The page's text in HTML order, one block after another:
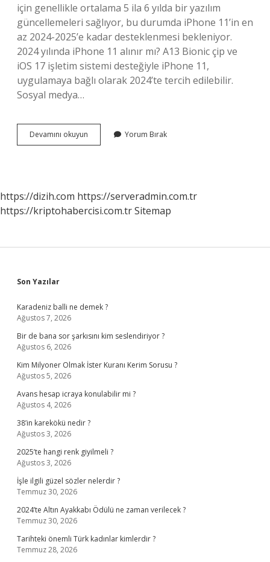
için genellikle ortalama 5 ila 6 yılda bir yazılım
güncellemeleri sağlıyor, bu durumda iPhone 11’in en
az 2024-2025’e kadar desteklenmesi bekleniyor.
2024 yılında iPhone 11 alınır mı? A13 Bionic çip ve
iOS 17 işletim sistemi desteğiyle iPhone 11,
uygulamaya bağlı olarak 2024’te tercih edilebilir.
Sosyal medya…
Devamını okuyun
11
Yorum Bırak
https://dizih.com https://serveradmin.com.tr
https://kriptohabercisi.com.trSitemap
Sidebar
Son Yazılar
Karadeniz balli ne demek ?
Ağustos 7, 2026
Bir de bana sor şarkısını kim seslendiriyor ?
Ağustos 6, 2026
Kim Milyoner Olmak İster Kuranı Kerim Sorusu ?
Ağustos 5, 2026
Avans hesap icraya konulabilir mi ?
Ağustos 4, 2026
38’in karekökü nedir ?
Ağustos 3, 2026
2025’te hangi renk giyilmeli ?
Ağustos 3, 2026
İşle ilgili güzel sözler nelerdir ?
Temmuz 30, 2026
2024’te Altın Ayakkabı Ödülü ne zaman verilecek ?
Temmuz 30, 2026
Tarihteki önemli Türk kadınlar kimlerdir ?
Temmuz 28, 2026